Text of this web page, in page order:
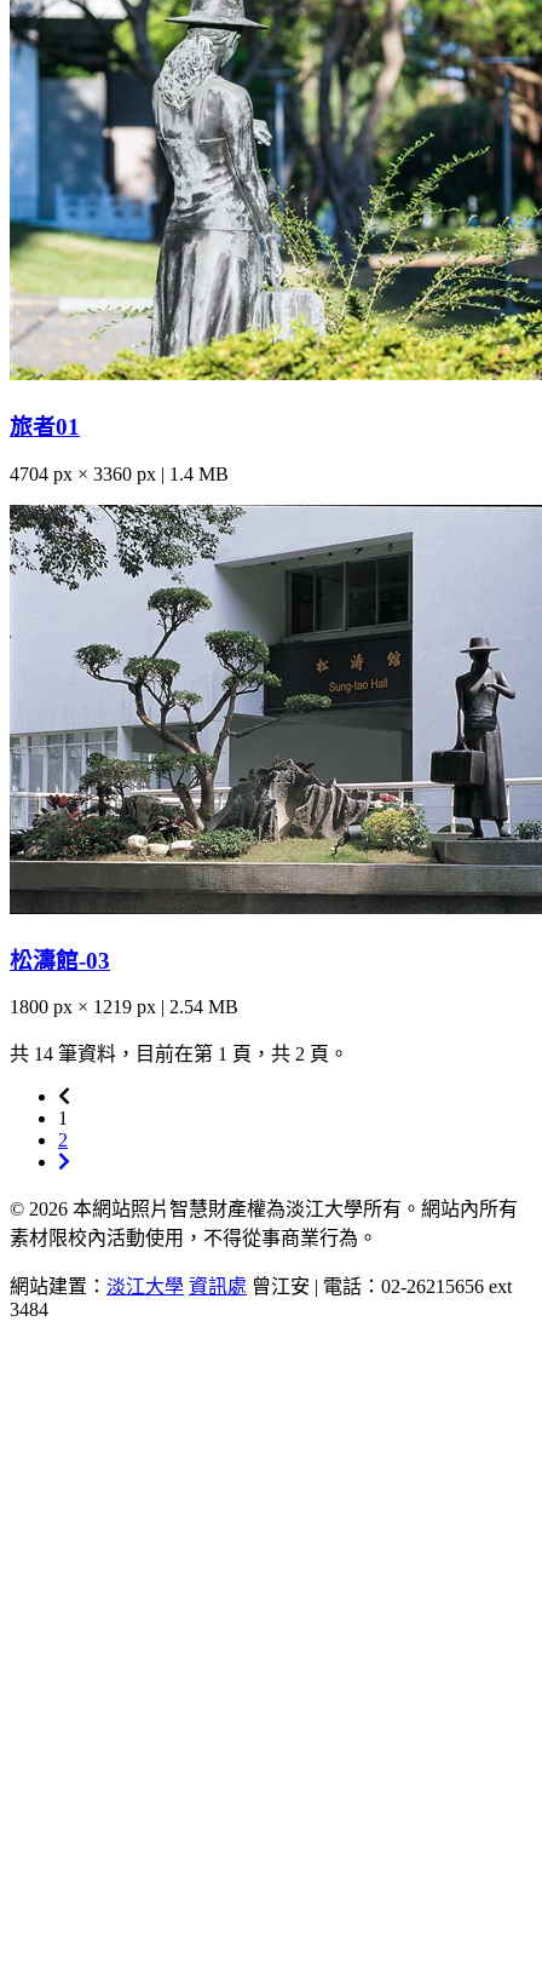
旅者01
4704 px × 3360 px | 1.4 MB
松濤館-03
1800 px × 1219 px | 2.54 MB
共 14 筆資料，目前在第 1 頁，共 2 頁。
1
2
© 2026 本網站照片智慧財產權為淡江大學所有。網站內所有
素材限校內活動使用，不得從事商業行為。
網站建置： 淡江大學 資訊處 曾江安 | 電話：02-26215656 ext
3484